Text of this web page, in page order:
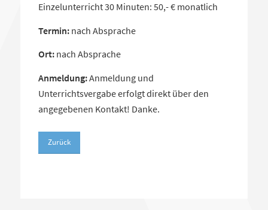
Einzelunterricht 30 Minuten: 50,- € monatlich
Termin:nach Absprache
Ort:nach Absprache
Anmeldung:Anmeldung und
Unterrichtsvergabe erfolgt direkt über den
angegebenen Kontakt! Danke.
Zurück